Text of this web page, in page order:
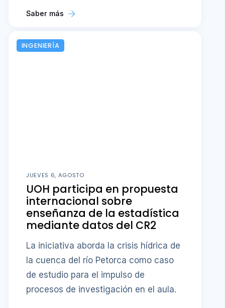
Saber más
INGENIERÍA
JUEVES 6, AGOSTO
UOH participa en propuesta
internacional sobre
enseñanza de la estadística
mediante datos del CR2
La iniciativa aborda la crisis hídrica de
la cuenca del río Petorca como caso
de estudio para el impulso de
procesos de investigación en el aula.